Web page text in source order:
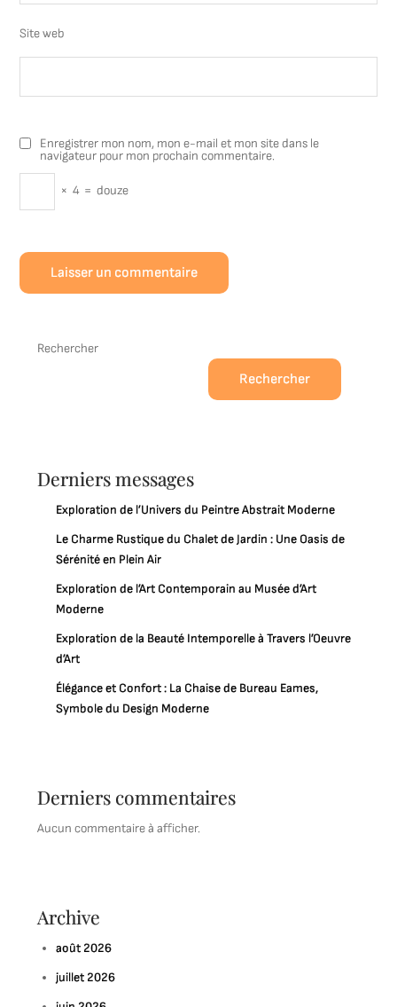
Site web
Enregistrer mon nom, mon e-mail et mon site dans le
navigateur pour mon prochain commentaire.
× 4 = douze
Rechercher
Rechercher
Derniers messages
Exploration de l’Univers du Peintre Abstrait Moderne
Le Charme Rustique du Chalet de Jardin : Une Oasis de
Sérénité en Plein Air
Exploration de l’Art Contemporain au Musée d’Art
Moderne
Exploration de la Beauté Intemporelle à Travers l’Oeuvre
d’Art
Élégance et Confort : La Chaise de Bureau Eames,
Symbole du Design Moderne
Derniers commentaires
Aucun commentaire à afficher.
Archive
août 2026
juillet 2026